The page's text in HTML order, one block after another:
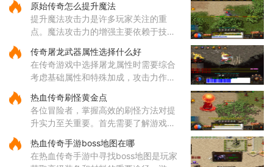
备高爆发特性，道士的召唤兽在继承元
婴属性后能显著提升战斗效率
原始传奇怎么提升魔法
提升魔法攻击力是许多玩家关注的重
点。魔法攻击力的增强主要依赖于技能
电术是一个核心输出技能，能够对远距
离目标造成高额伤害，因此在技
传奇屠龙武器属性选择什么好
在传奇游戏中选择屠龙属性时需要综合
考虑基础属性和特殊加成，攻击力作为
关注，它能有效提升玩家对战各类敌人
的效率。屠龙武器普遍具备较
热血传奇刷怪黄金点
各位冒险者，掌握高效的刷怪方法对提
升实力至关重要。首先需要了解游戏中
地是经验丰富的玩家经常光顾的场所，
这些地方的怪物刷新频率较高
热血传奇手游boss地图在哪
在热血传奇手游中寻找boss地图是玩家